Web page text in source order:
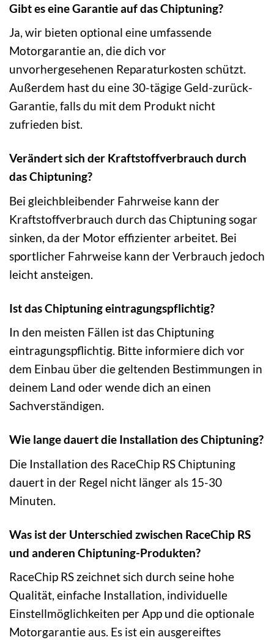
Gibt es eine Garantie auf das Chiptuning?
Ja, wir bieten optional eine umfassende
Motorgarantie an, die dich vor
unvorhergesehenen Reparaturkosten schützt.
Außerdem hast du eine 30-tägige Geld-zurück-
Garantie, falls du mit dem Produkt nicht
zufrieden bist.
Verändert sich der Kraftstoffverbrauch durch
das Chiptuning?
Bei gleichbleibender Fahrweise kann der
Kraftstoffverbrauch durch das Chiptuning sogar
sinken, da der Motor effizienter arbeitet. Bei
sportlicher Fahrweise kann der Verbrauch jedoch
leicht ansteigen.
Ist das Chiptuning eintragungspflichtig?
In den meisten Fällen ist das Chiptuning
eintragungspflichtig. Bitte informiere dich vor
dem Einbau über die geltenden Bestimmungen in
deinem Land oder wende dich an einen
Sachverständigen.
Wie lange dauert die Installation des Chiptuning?
Die Installation des RaceChip RS Chiptuning
dauert in der Regel nicht länger als 15-30
Minuten.
Was ist der Unterschied zwischen RaceChip RS
und anderen Chiptuning-Produkten?
RaceChip RS zeichnet sich durch seine hohe
Qualität, einfache Installation, individuelle
Einstellmöglichkeiten per App und die optionale
Motorgarantie aus. Es ist ein ausgereiftes